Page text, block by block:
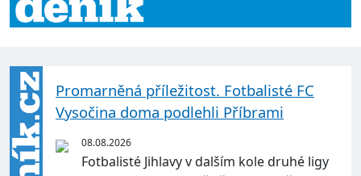
Promarněná příležitost. Fotbalisté FC
Vysočina doma podlehli Příbrami
08.08.2026
Fotbalisté Jihlavy v dalším kole druhé ligy